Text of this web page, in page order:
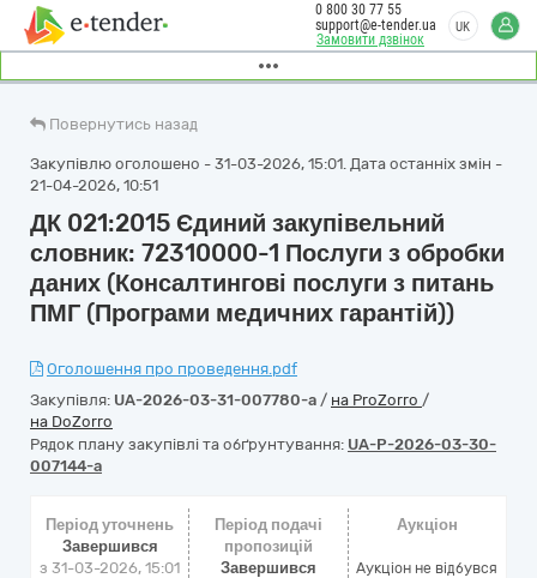
Замовити дзвінок
0 800 30 77 55
support@e-tender.ua
UK
Повернутись назад
Закупівлю оголошено - 31-03-2026, 15:01. Дата останніх змін -
21-04-2026, 10:51
ДК 021:2015 Єдиний закупівельний
словник: 72310000-1 Послуги з обробки
даних (Консалтингові послуги з питань
ПМГ (Програми медичних гарантій))
Оголошення про проведення.pdf
Закупівля: UA-2026-03-31-007780-a / на ProZorro /
на DoZorro
Рядок плану закупівлі та обґрунтування: UA-P-2026-03-30-
007144-a
Період уточнень
Завершився
з 31-03-2026, 15:01
Період подачі
пропозицій
Завершився
Аукціон
Аукціон не відбувся